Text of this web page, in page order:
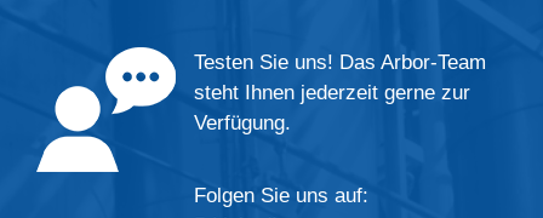
Testen Sie uns! Das Arbor-Team
steht Ihnen jederzeit gerne zur
Verfügung.
Folgen Sie uns auf: